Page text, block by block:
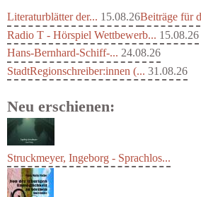
Literaturblätter der... 15.08.26Beiträge für
Radio T - Hörspiel Wettbewerb... 15.08.26
Hans-Bernhard-Schiff-... 24.08.26
StadtRegionschreiber:innen (... 31.08.26
Neu erschienen:
Struckmeyer, Ingeborg - Sprachlos...